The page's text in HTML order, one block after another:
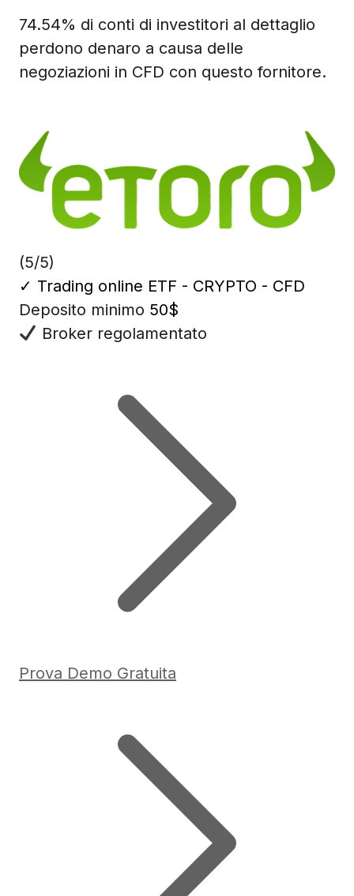
74.54% di conti di investitori al dettaglio
perdono denaro a causa delle
negoziazioni in CFD con questo fornitore.
(5/5)
✓ Trading online ETF - CRYPTO - CFD
Deposito minimo 50$
Broker regolamentato
Prova Demo Gratuita